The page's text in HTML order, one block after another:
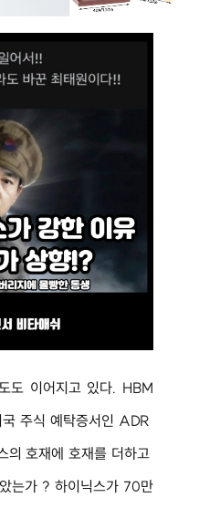
도 이어지고 있다. HBM
주식 예탁증서인 ADR
의 호재에 호재를 더하고
는가 ? 하이닉스가 70만